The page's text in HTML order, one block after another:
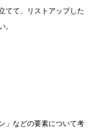
てて、リストアップした
。
」などの要素について考